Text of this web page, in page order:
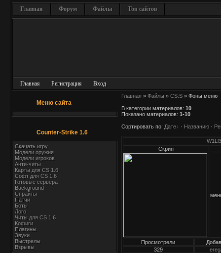
Главная Форум Файлы Топ сайтов
Главная Регистрация Вход
Меню сайта
Counter-Strike 1.6
Скачать игру
Модели оружия
Модели игроков
Анти-читы
Карты для СS 1.6
Софт для CS 1.6
Готовые сервера
Background
Спрайты
Патчи
Боты
Лого
Читы для CS 1.6
Кофиги
Плагины
Звуки
Выстрелы
Взрывы
Главная » Файлы » CS:S » Фоны меню
В категории материалов: 10
Показано материалов: 1-10
Сортировать по: Дате · Названию ·
Скрин
Просмотрели
329